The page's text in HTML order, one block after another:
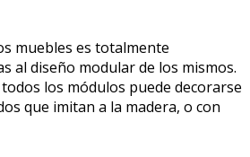
muebles es totalmente
al diseño modular de los mismos.
los módulos puede decorarse
que imitan a la madera, o con